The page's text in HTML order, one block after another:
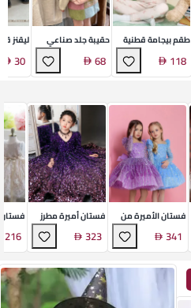
طقم بيجامة قطنية
مضلعة فاخرة
118
حقيبة جلد صناعي
كروس ريترو
68
ليقنز
للأطفال
30
فستان الأميرة من
مزيج الكتان
341
فستان أميرة مطرز
بالأسيتات
323
فستان
216